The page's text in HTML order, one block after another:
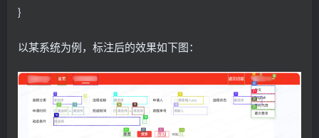
}
以某系统为例，标注后的效果如下图：